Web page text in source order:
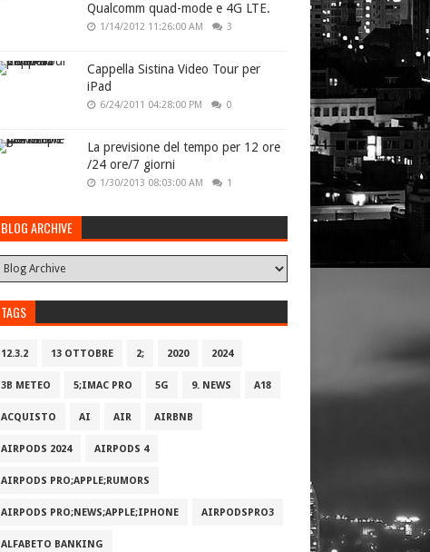
Qualcomm quad-mode e 4G LTE.
1/14/2012 11:26:00 AM 3
Cappella Sistina Video Tour per
iPad
6/24/2011 04:28:00 PM 0
La previsione del tempo per 12 ore
/24 ore/7 giorni
1/30/2013 08:03:00 AM 1
BLOG ARCHIVE
TAGS
12.3.2 13 OTTOBRE 2; 2020 2024
3B METEO 5;IMAC PRO 5G 9. NEWS A18
ACQUISTO AI AIR AIRBNB
AIRPODS 2024 AIRPODS 4
AIRPODS PRO;APPLE;RUMORS
AIRPODS PRO;NEWS;APPLE;IPHONE AIRPODSPRO3
ALFABETO BANKING